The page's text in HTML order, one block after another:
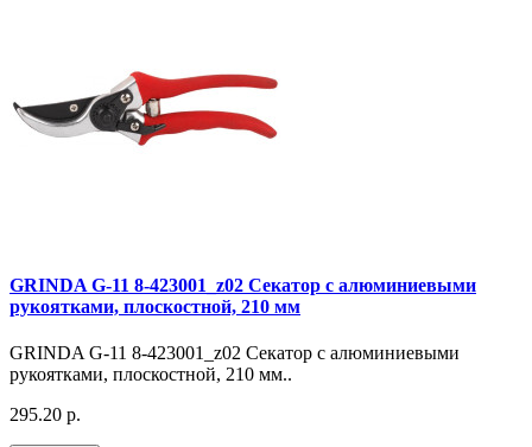
GRINDA G-11 8-423001_z02 Секатор с алюминиевыми
рукоятками, плоскостной, 210 мм
GRINDA G-11 8-423001_z02 Секатор с алюминиевыми
рукоятками, плоскостной, 210 мм..
295.20 р.